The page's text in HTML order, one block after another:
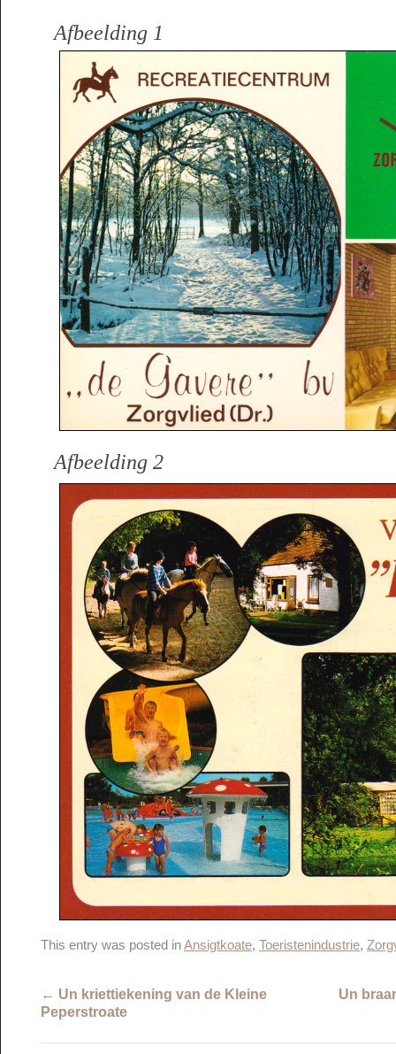
Afbeelding 1
Afbeelding 2
This entry was posted inAnsigtkoate, Toeristenindustrie,
← Un kriettiekening van de Kleine
Peperstroate
Un